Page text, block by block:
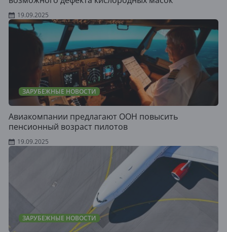
19.09.2025
ЗАРУБЕЖНЫЕ НОВОСТИ
Авиакомпании предлагают ООН повысить
пенсионный возраст пилотов
19.09.2025
ЗАРУБЕЖНЫЕ НОВОСТИ